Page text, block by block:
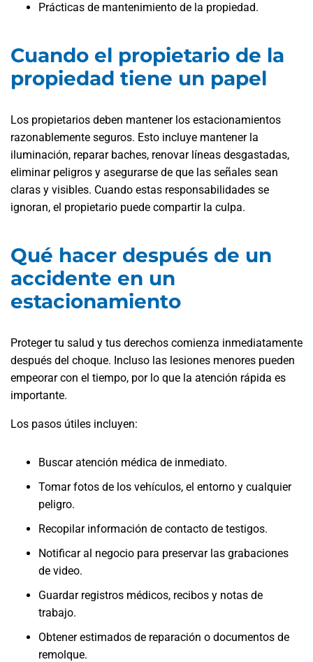
Prácticas de mantenimiento de la propiedad.
Cuando el propietario de la
propiedad tiene un papel
Los propietarios deben mantener los estacionamientos
razonablemente seguros. Esto incluye mantener la
iluminación, reparar baches, renovar líneas desgastadas,
eliminar peligros y asegurarse de que las señales sean
claras y visibles. Cuando estas responsabilidades se
ignoran, el propietario puede compartir la culpa.
Qué hacer después de un
accidente en un
estacionamiento
Proteger tu salud y tus derechos comienza inmediatamente
después del choque. Incluso las lesiones menores pueden
empeorar con el tiempo, por lo que la atención rápida es
importante.
Los pasos útiles incluyen:
Buscar atención médica de inmediato.
Tomar fotos de los vehículos, el entorno y cualquier
peligro.
Recopilar información de contacto de testigos.
Notificar al negocio para preservar las grabaciones
de video.
Guardar registros médicos, recibos y notas de
trabajo.
Obtener estimados de reparación o documentos de
remolque.